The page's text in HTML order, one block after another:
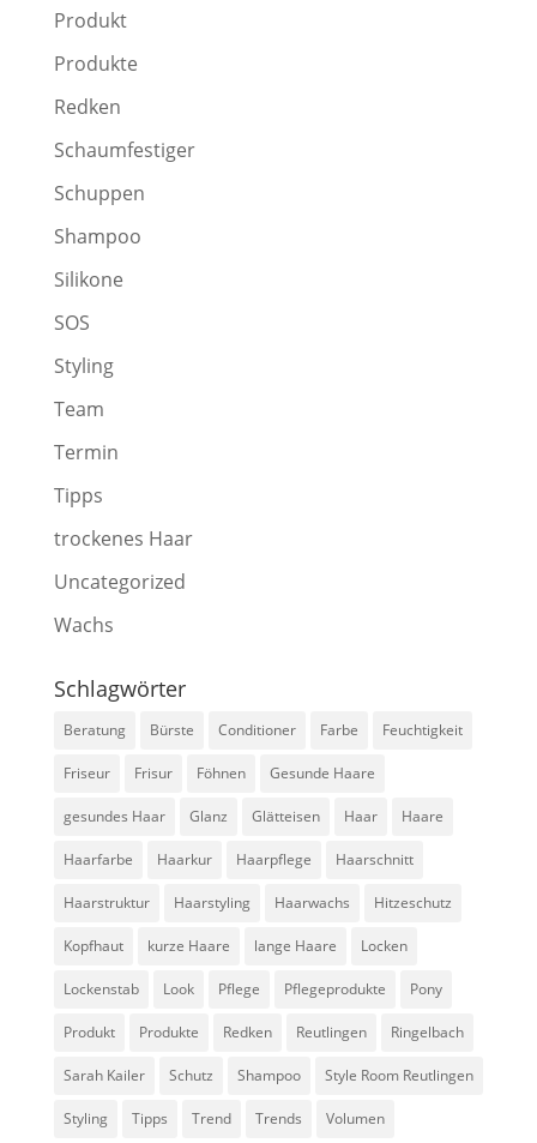
Produkt
Produkte
Redken
Schaumfestiger
Schuppen
Shampoo
Silikone
SOS
Styling
Team
Termin
Tipps
trockenes Haar
Uncategorized
Wachs
Schlagwörter
Beratung Bürste Conditioner Farbe Feuchtigkeit
Friseur Frisur Föhnen Gesunde Haare
gesundes Haar Glanz Glätteisen Haar Haare
Haarfarbe Haarkur Haarpflege Haarschnitt
Haarstruktur Haarstyling Haarwachs Hitzeschutz
Kopfhaut kurze Haare lange Haare Locken
Lockenstab Look Pflege Pflegeprodukte Pony
Produkt Produkte Redken Reutlingen Ringelbach
Sarah Kailer Schutz Shampoo Style Room Reutlingen
Styling Tipps Trend Trends Volumen